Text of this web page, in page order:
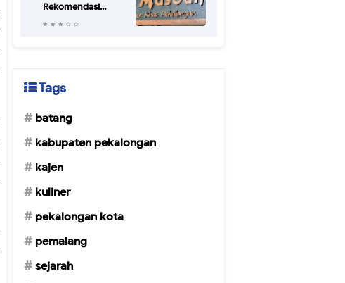
Rekomendasi
Kuliner Legendaris
Tags
batang
kabupaten pekalongan
kajen
kuliner
pekalongan kota
pemalang
sejarah